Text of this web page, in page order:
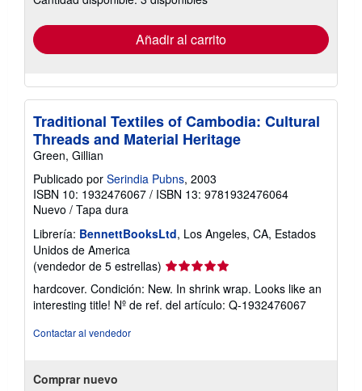
tarifas
envío
Añadir al carrito
Traditional Textiles of Cambodia: Cultural
Threads and Material Heritage
Green, Gillian
Publicado por Serindia Pubns, 2003
ISBN 10: 1932476067 / ISBN 13: 9781932476064
Nuevo / Tapa dura
Librería: BennettBooksLtd, Los Angeles, CA, Estados
Unidos de America
(vendedor de 5 estrellas) Calificación
del
vendedor:
5
hardcover. Condición: New. In shrink wrap. Looks like an
interesting title! Nº de ref. del artículo: Q-1932476067
Contactar al vendedor
Comprar nuevo